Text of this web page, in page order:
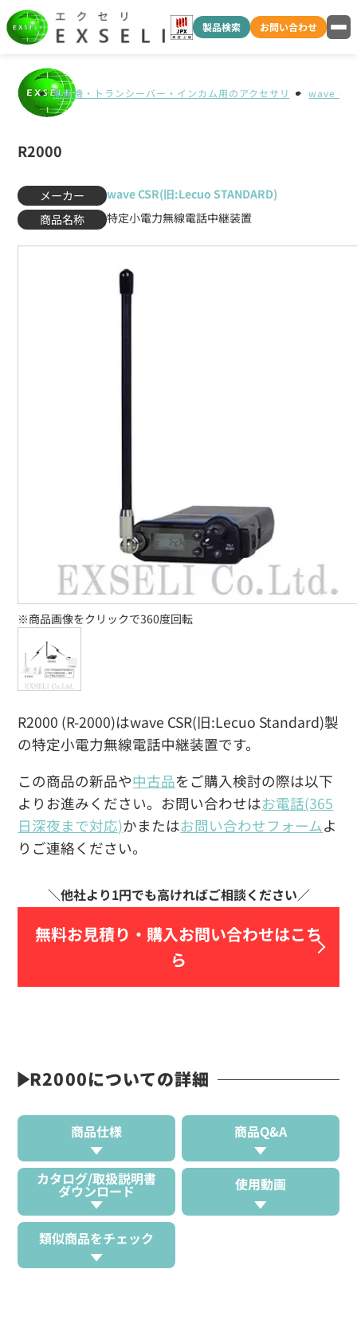
製品検索 お問い合わせ
無線機・トランシーバー・インカム用のアクセサリ wave
R2000
メーカー
wave CSR(旧:Lecuo STANDARD)
商品名称
特定小電力無線電話中継装置
R2000 (R-2000)はwave CSR(旧:Lecuo Standard)製
の特定小電力無線電話中継装置です。
この商品の新品や中古品をご購入検討の際は以下
よりお進みください。お問い合わせはお電話(365
日深夜まで対応)かまたはお問い合わせフォームよ
りご連絡ください。
無料お見積り・ 購入お問い合わせはこち
ら
※商品画像をクリックで360度回転
R2000についての詳細
商品仕様 商品Q&A
カタログ/取扱説明書
ダウンロード 使用動画
類似商品をチェック